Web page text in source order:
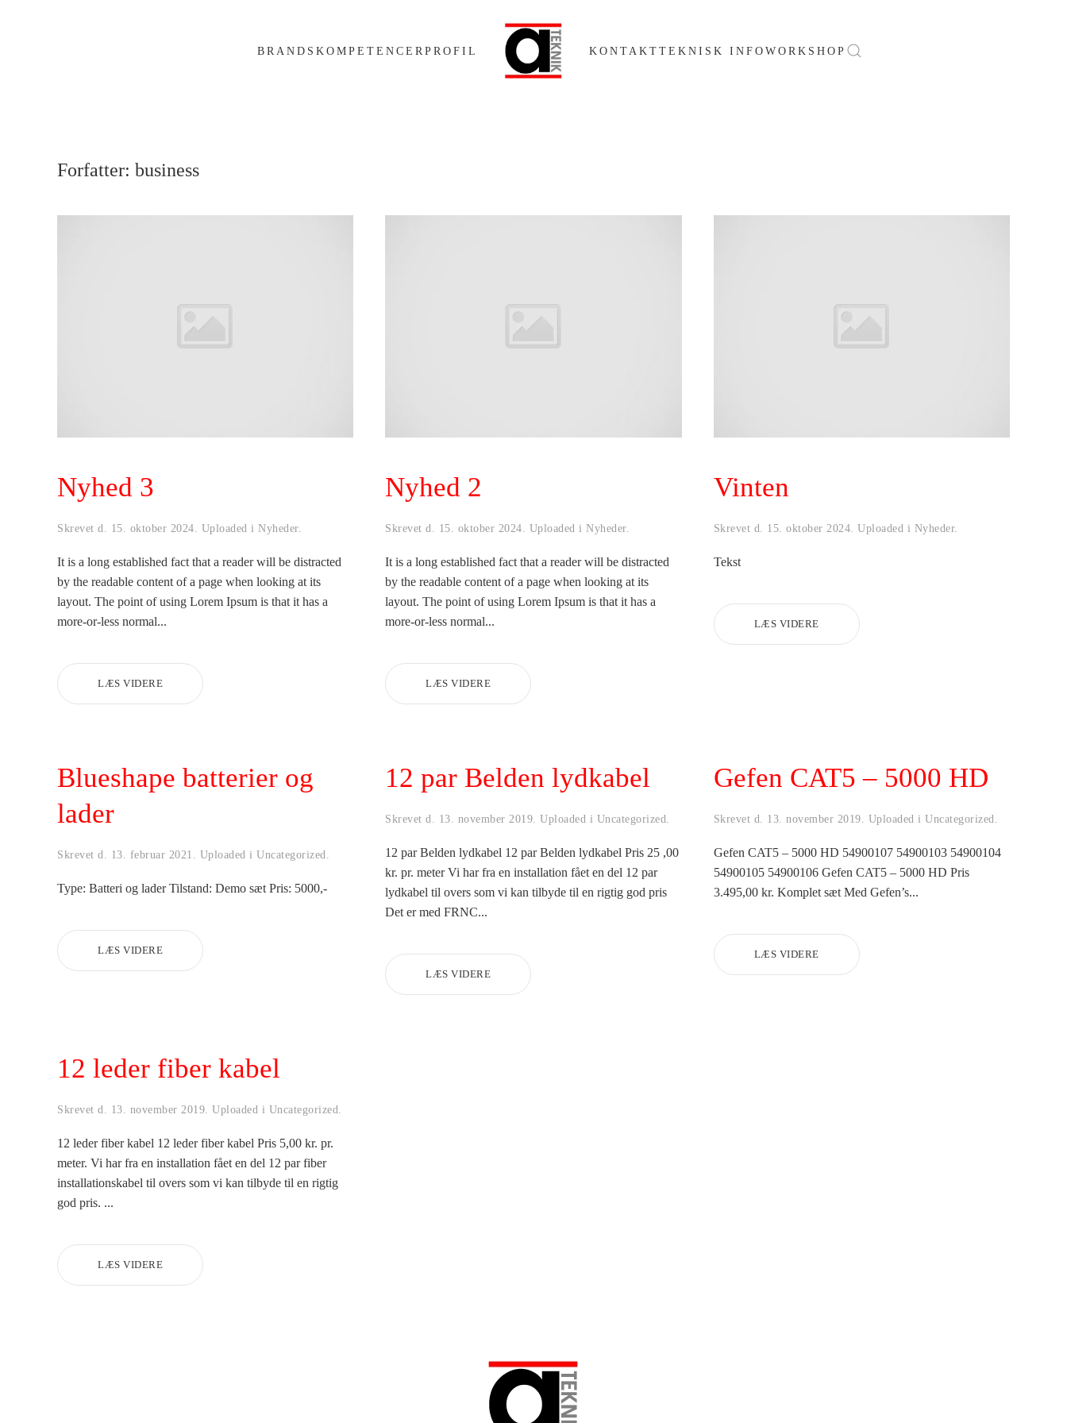
BRANDS KOMPETENCER PROFIL KONTAKT TEKNISK INFO WORKSHOP
Forfatter: business
Nyhed 3
Skrevet d. 15. oktober 2024 . Uploaded i Nyheder.
It is a long established fact that a reader will be distracted
by the readable content of a page when looking at its
layout. The point of using Lorem Ipsum is that it has a
more-or-less normal...
LÆS VIDERE
Nyhed 2
Skrevet d. 15. oktober 2024 . Uploaded iNyheder.
It is a long established fact that a reader will be distracted
by the readable content of a page when looking at its
layout. The point of using Lorem Ipsum is that it has a
more-or-less normal...
LÆS VIDERE
Vinten
Skrevet d. 15. oktober 2024 . Uploaded i Nyheder.
Tekst
LÆS VIDERE
Blueshape batterier og
lader
Skrevet d. 13. februar 2021 . Uploaded i Uncategorized
Type: Batteri og lader Tilstand: Demo sæt Pris: 5000,-
LÆS VIDERE
12 par Belden lydkabel
Skrevet d. 13. november 2019 . Uploaded i Uncategorized
12 par Belden lydkabel 12 par Belden lydkabel Pris 25 ,00
kr. pr. meter Vi har fra en installation fået en del 12 par
lydkabel til overs som vi kan tilbyde til en rigtig god pris
Det er med FRNC...
LÆS VIDERE
Gefen CAT5 – 5000 HD
Skrevet d. 13. november 2019 . Uploaded iUncategorized
Gefen CAT5 – 5000 HD 54900107 54900103 54900104
54900105 54900106 Gefen CAT5 – 5000 HD Pris
3.495,00 kr. Komplet sæt Med Gefen’s...
LÆS VIDERE
12 leder fiber kabel
Skrevet d. 13. november 2019 . Uploaded i Uncategorized
12 leder fiber kabel 12 leder fiber kabel Pris 5,00 kr. pr.
meter. Vi har fra en installation fået en del 12 par fiber
installationskabel til overs som vi kan tilbyde til en rigtig
god pris. ...
LÆS VIDERE